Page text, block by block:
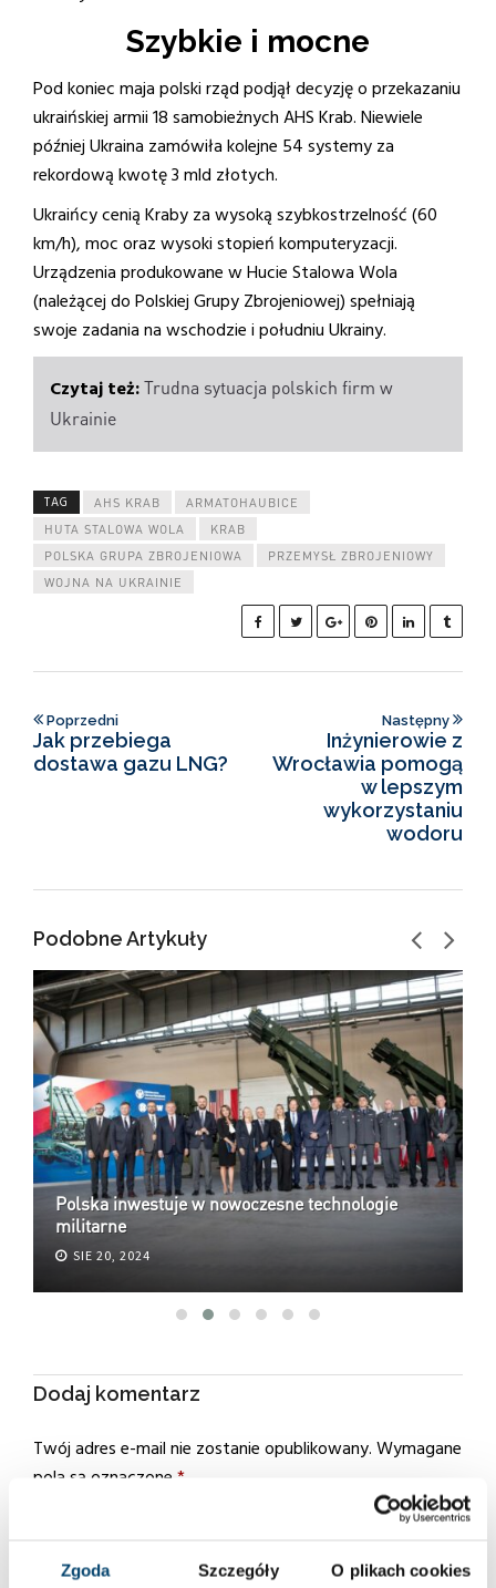
Zgoda Szczegóły O plikach cookies
Szybkie i mocne
Pod koniec maja polski rząd podjął decyzję o przekazaniu
ukraińskiej armii 18 samobieżnych AHS Krab. Niewiele
później Ukraina zamówiła kolejne 54 systemy za
rekordową kwotę 3 mld złotych.
Ukraińcy cenią Kraby za wysoką szybkostrzelność (60
km/h), moc oraz wysoki stopień komputeryzacji.
Urządzenia produkowane w Hucie Stalowa Wola
(należącej do Polskiej Grupy Zbrojeniowej) spełniają
swoje zadania na wschodzie i południu Ukrainy.
Trudna sytuacja polskich firm w
Ukrainie
TAG AHS KRAB
ARMATOHAUBICE
HUTA STALOWA WOLA
KRAB
POLSKA GRUPA ZBROJENIOWA
PRZEMYSŁ ZBROJENIOWY
WOJNA NA UKRAINIE
Poprzedni
Jak przebiega
dostawa gazu LNG?
Następny
Inżynierowie z
Wrocławia pomogą
w lepszym
wykorzystaniu
wodoru
Podobne Artykuły
Polska inwestuje w nowoczesne technologie
militarne
SIE 20, 2024
Dodaj komentarz
Twój adres e-mail nie zostanie opublikowany.Wymagane
pola są oznaczone*